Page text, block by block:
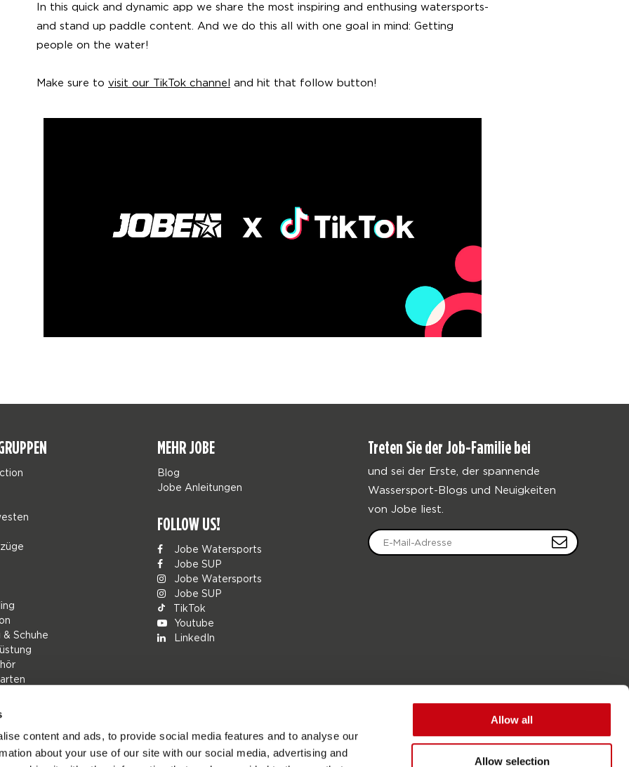
content and ads, to provide social media features and to analyse our
about your use of our site with our social media, advertising and
Allow all
Allow selection
In this quick and dynamic app we share the most inspiring and enthusing watersports-
and stand up paddle content. And we do this all with one goal in mind: Getting
people on the water!
Make sure to visit our TikTok channel and hit that follow button!
& Schuhe
MEHR JOBE
Blog
Jobe Anleitungen
FOLLOW US!
Jobe Watersports
Jobe SUP
Jobe Watersports
Jobe SUP
TikTok
Youtube
LinkedIn
Treten Sie der Job-Familie bei
und sei der Erste, der spannende
Wassersport-Blogs und Neuigkeiten
von Jobe liest.